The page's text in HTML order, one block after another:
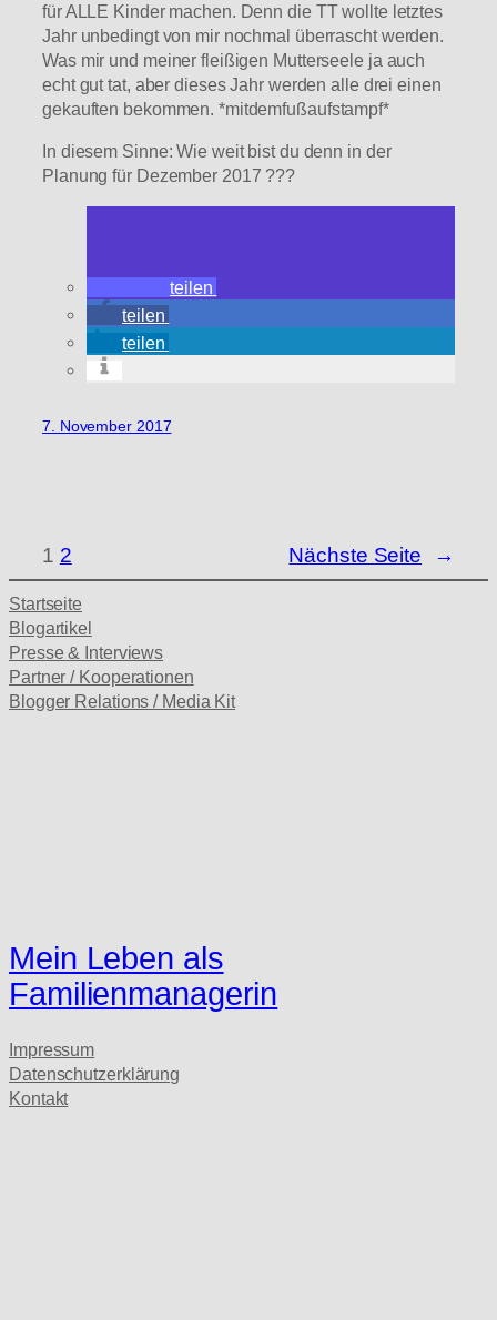
für ALLE Kinder machen. Denn die TT wollte letztes
Jahr unbedingt von mir nochmal überrascht werden.
Was mir und meiner fleißigen Mutterseele ja auch
echt gut tat, aber dieses Jahr werden alle drei einen
gekauften bekommen. *mitdemfußaufstampf*
In diesem Sinne: Wie weit bist du denn in der
Planung für Dezember 2017 ???
teilen
teilen
teilen
7. November 2017
1 2 Nächste Seite →
Startseite
Blogartikel
Presse & Interviews
Partner / Kooperationen
Blogger Relations / Media Kit
Mein Leben als
Familienmanagerin
Impressum
Datenschutzerklärung
Kontakt